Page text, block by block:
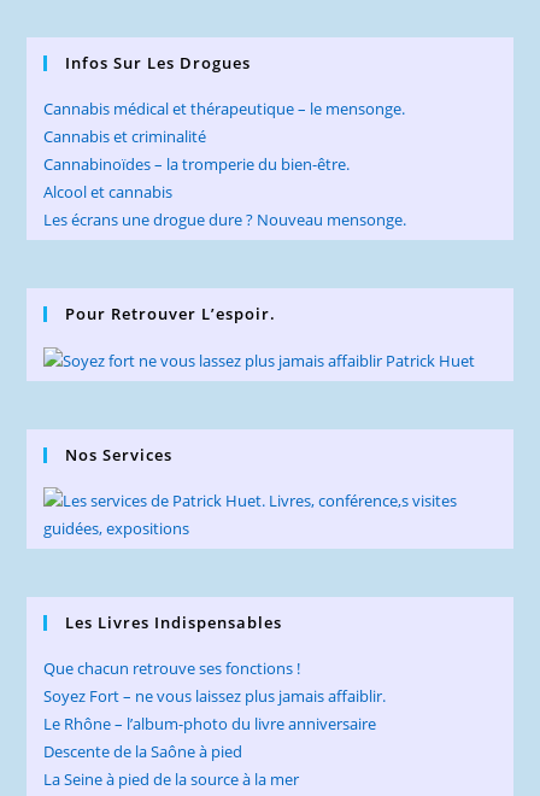
Infos Sur Les Drogues
Cannabis médical et thérapeutique – le mensonge.
Cannabis et criminalité
Cannabinoïdes – la tromperie du bien-être.
Alcool et cannabis
Les écrans une drogue dure ? Nouveau mensonge.
Pour Retrouver L’espoir.
Nos Services
Les Livres Indispensables
Que chacun retrouve ses fonctions !
Soyez Fort – ne vous laissez plus jamais affaiblir.
Le Rhône – l’album-photo du livre anniversaire
Descente de la Saône à pied
La Seine à pied de la source à la mer